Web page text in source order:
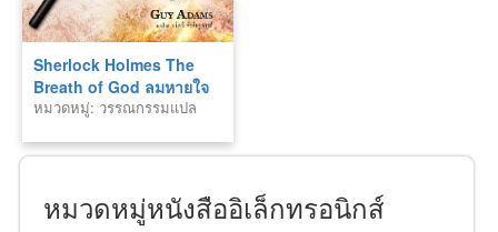
Sherlock Holmes The
Breath of God ลมหายใจ
ของพระเจ้า
หมวดหมู่: วรรณกรรมแปล
หมวดหมู่หนังสืออิเล็กทรอนิกส์